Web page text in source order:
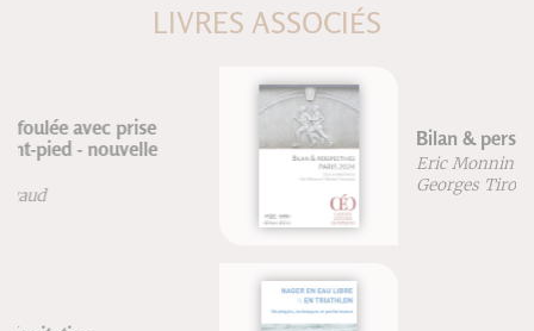
LIVRES ASSOCIÉS
Bilan & perspectives Paris 2024
Eric Monnin
Georges Tirologos